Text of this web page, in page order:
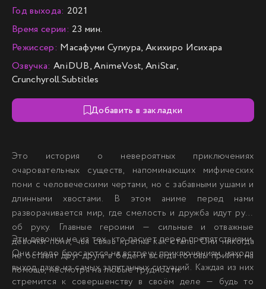
Год выхода: 2021
Время серии: 23 мин.
Режиссер: Масафуми Сугиура, Акихиро Исихара
Озвучка: AniDUB, AnimeVost, AniStar,
Crunchyroll.Subtitles
Добавить в закладки
Это история о невероятных приключениях
очаровательных существ, напоминающих мифических
пони с человеческими чертами, но с забавными ушами и
длинными хвостами. В этом аниме перед нами
разворачивается мир, где смелость и дружба идут рука
об руку. Главные героини — сильные и отважные
девочки-пони, чья связь крепка как сталь. Они никогда
не оставят друг друга в беде и всегда готовы прийти на
помощь, несмотря на любые трудности.
Эти девочки не из тех, кто пасует перед препятствиями.
Они смело бросаются на встречу приключениям, находя
выход даже из самых запутанных ситуаций. Каждая из них
стремится к совершенству в своём деле — будь то